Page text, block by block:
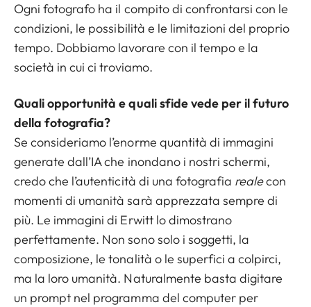
Ogni fotografo ha il compito di confrontarsi con le
condizioni, le possibilità e le limitazioni del proprio
tempo. Dobbiamo lavorare con il tempo e la
società in cui ci troviamo.
Quali opportunità e quali sfide vede per il futuro
della fotografia?
Se consideriamo l’enorme quantità di immagini
generate dall’IA che inondano i nostri schermi,
credo che l’autenticità di una fotografia realecon
momenti di umanità sarà apprezzata sempre di
più. Le immagini di Erwitt lo dimostrano
perfettamente. Non sono solo i soggetti, la
composizione, le tonalità o le superfici a colpirci,
ma la loro umanità. Naturalmente basta digitare
un prompt nel programma del computer per